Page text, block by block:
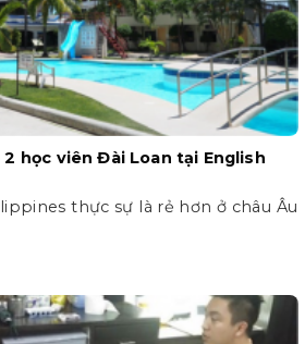
học viên Đài Loan tại English
thực sự là rẻ hơn ở châu Âu